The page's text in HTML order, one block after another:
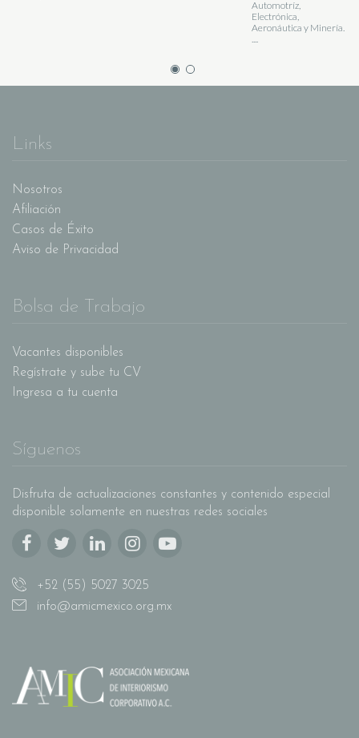
Automotríz,
Electrónica,
Aeronáutica y Minería.
....
Links
Nosotros
Afiliación
Casos de Éxito
Aviso de Privacidad
Bolsa de Trabajo
Vacantes disponibles
Regístrate y sube tu CV
Ingresa a tu cuenta
Síguenos
Disfruta de actualizaciones constantes y contenido especial
disponible solamente en nuestras redes sociales
+52 (55) 5027 3025
info@amicmexico.org.mx